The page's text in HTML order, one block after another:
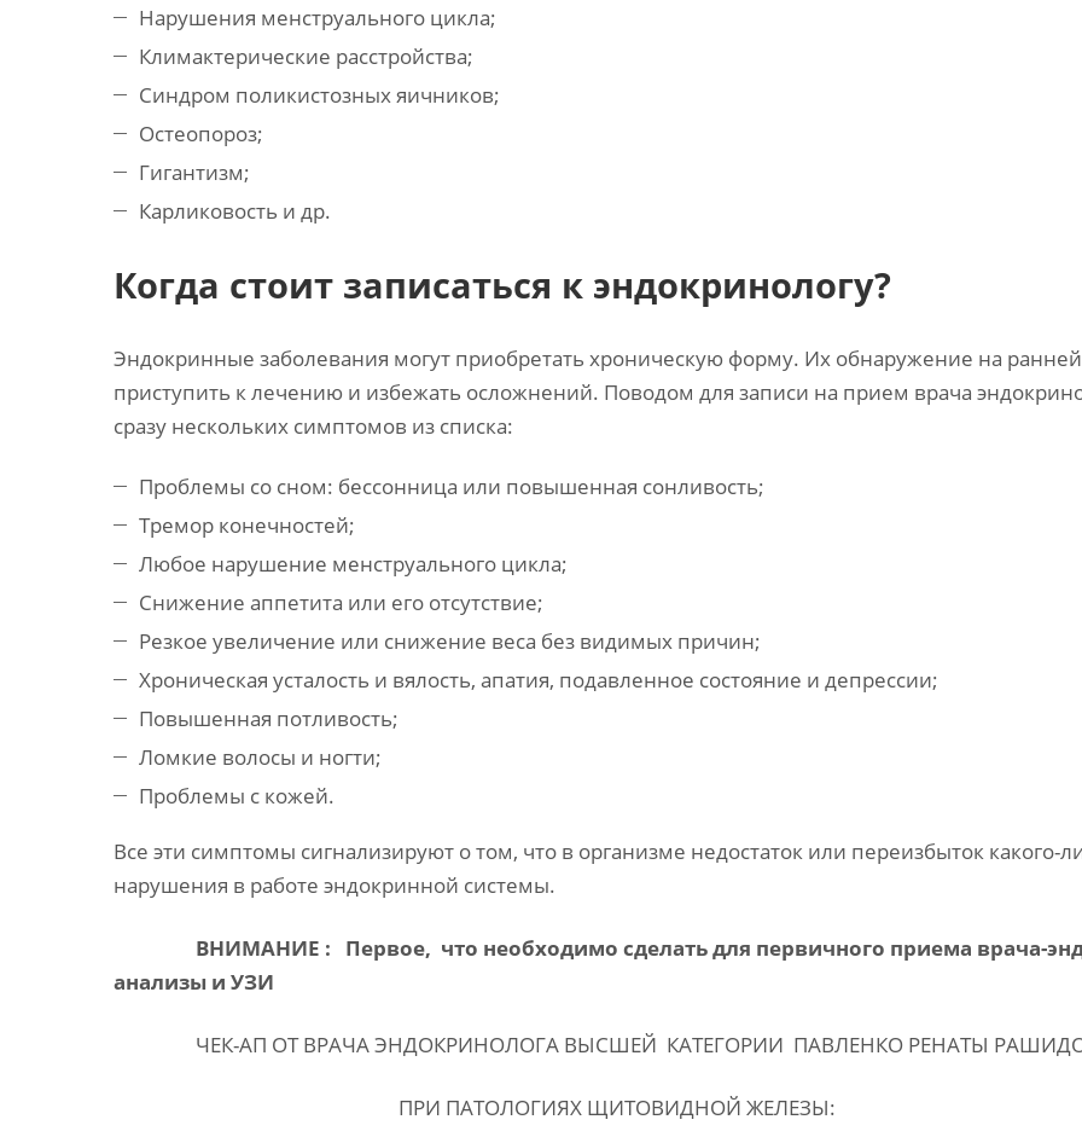
Нарушения менструального цикла;
Климактерические расстройства;
Синдром поликистозных яичников;
Остеопороз;
Гигантизм;
Карликовость и др.
Когда стоит записаться к эндокринологу?
Эндокринные заболевания могут приобретать хроническую форму. Их обнаружение на
приступить к лечению и избежать осложнений. Поводом для записи на прием врача
сразу нескольких симптомов из списка:
Проблемы со сном: бессонница или повышенная сонливость;
Тремор конечностей;
Любое нарушение менструального цикла;
Снижение аппетита или его отсутствие;
Резкое увеличение или снижение веса без видимых причин;
Хроническая усталость и вялость, апатия, подавленное состояние и депрессии;
Повышенная потливость;
Ломкие волосы и ногти;
Проблемы с кожей.
Все эти симптомы сигнализируют о том, что в организме недостаток или переизбыток какого-
нарушения в работе эндокринной системы.
ВНИМАНИЕ : Первое, что необходимо сделать для первичного приема врача-
анализы и УЗИ
ЧЕК-АП ОТ ВРАЧА ЭНДОКРИНОЛОГА ВЫСШЕЙ КАТЕГОРИИ ПАВЛЕНКО РЕНАТЫ
ПРИ ПАТОЛОГИЯХ ЩИТОВИДНОЙ ЖЕЛЕЗЫ: